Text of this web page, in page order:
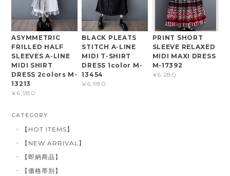
ASYMMETRIC
FRILLED HALF
SLEEVES A-LINE
MIDI SHIRT
DRESS 2colors M-
13213
¥6,980
BLACK PLEATS
STITCH A-LINE
MIDI T-SHIRT
DRESS 1color M-
13454
¥6,980
PRINT SHORT
SLEEVE RELAXED
MIDI MAXI DRESS
M-17392
¥6,280
CATEGORY
【HOT ITEMS】
【NEW ARRIVAL】
【即納商品】
【価格帯別】